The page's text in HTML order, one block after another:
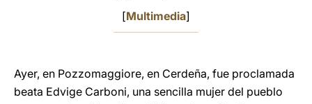
[Multimedia]
Ayer, en Pozzomaggiore, en Cerdeña, fue proclamada
beata Edvige Carboni, una sencilla mujer del pueblo